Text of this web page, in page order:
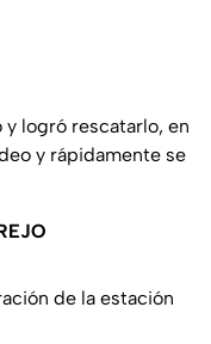
logró rescatarlo, en
y rápidamente se
de la estación